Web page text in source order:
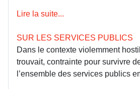
Lire la suite...
SUR LES SERVICES PUBLICS
Dans le contexte violemment
trouvait, contrainte pour survivre
l’ensemble des services publics